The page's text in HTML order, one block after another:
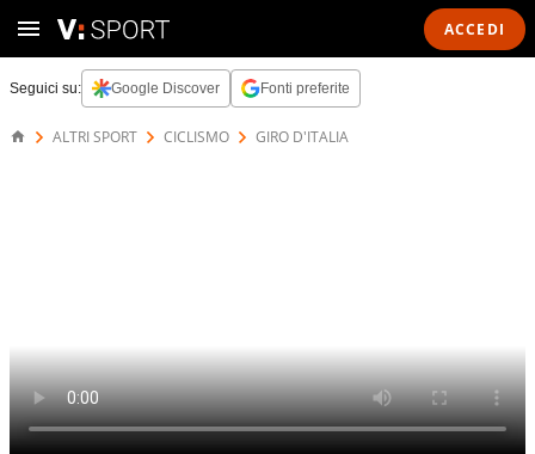
ACCEDI
Seguici su: Google Discover Fonti preferite
ALTRI SPORT CICLISMO GIRO D'ITALIA